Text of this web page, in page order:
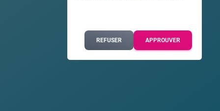
REFUSER APPROUVER